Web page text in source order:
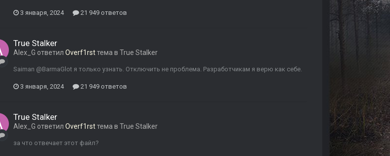
3 января, 2024 21 949 ответов
True Stalker
Alex_G ответил Overf1rstтема в True Stalker
Saiman @BarmaGlot я только узнать. Отключить не проблема. Разработчикам я верю как себе.
3 января, 2024 21 949 ответов
True Stalker
Alex_G ответил Overf1rstтема в True Stalker
за что отвечает этот файл?